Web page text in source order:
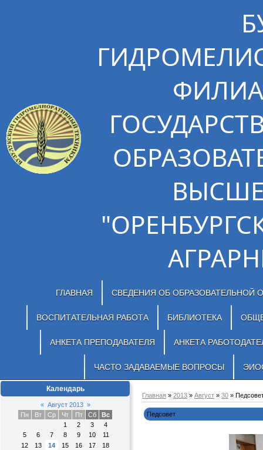
ГЛАВНАЯ СВЕДЕНИЯ ОБ ОБРАЗОВАТЕЛЬНОЙ
ВОСПИТАТЕЛЬНАЯ РАБОТА БИБЛИОТЕКА
АНКЕТА ПРЕПОДАВАТЕЛЯ АНКЕТА
ЧАСТО ЗАДАВАЕМЫЕ ВОПРОСЫ
Календарь
« Август 2013 »
Пн
Вт Ср Чт Пт Сб
Вс
1
2 3
4
5
6 7 8 9 10
11
12
13 14 15 16 17
18
Главная » 2013 » Август » 30 »
Педсовет